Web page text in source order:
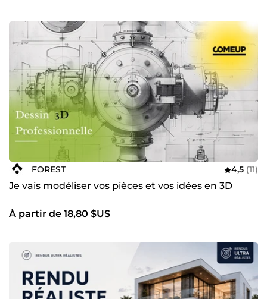
FOREST 4,5 (11)
Je vais modéliser vos pièces et vos idées en 3D
À partir de 18,80 $US